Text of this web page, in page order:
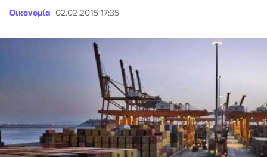
Οικονομία 02.02.2015 17:35